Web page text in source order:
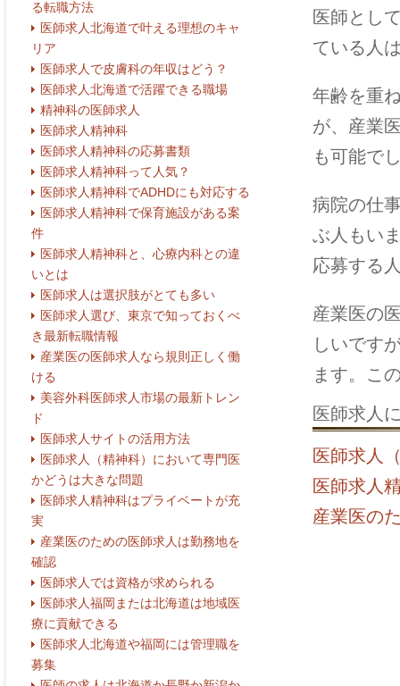
る転職方法
医師求人北海道で叶える理想のキャ
リア
医師求人で皮膚科の年収はどう？
医師求人北海道で活躍できる職場
精神科の医師求人
医師求人精神科
医師求人精神科の応募書類
医師求人精神科って人気？
医師求人精神科でADHDにも対応する
医師求人精神科で保育施設がある案
件
医師求人精神科と、心療内科との違
いとは
医師求人は選択肢がとても多い
医師求人選び、東京で知っておくべ
き最新転職情報
産業医の医師求人なら規則正しく働
ける
美容外科医師求人市場の最新トレン
ド
医師求人サイトの活用方法
医師求人（精神科）において専門医
かどうは大きな問題
医師求人精神科はプライベートが充
実
産業医のための医師求人は勤務地を
確認
医師求人では資格が求められる
医師求人福岡または北海道は地域医
療に貢献できる
医師求人北海道や福岡には管理職を
募集
医師とし
ている人
年齢を重
が、産業
も可能で
病院の仕
ぶ人もい
応募する
産業医の
しいです
ます。こ
医師求人
医師求人
医師求人
産業医の